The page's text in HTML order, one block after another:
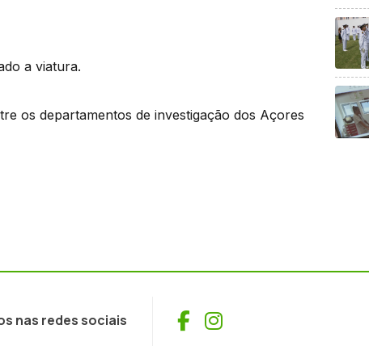
a viatura.
os departamentos de investigação dos Açores
nas redes sociais Facebook
Instagram